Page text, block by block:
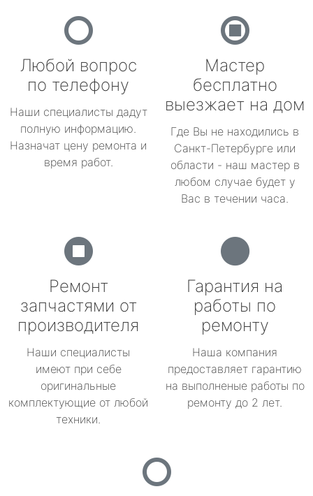
Любой вопрос
по телефону
Наши специалисты дадут
полную информацию.
Назначат цену ремонта и
время работ.
Мастер
бесплатно
выезжает на дом
Где Вы не находились в
Санкт-Петербурге или
области - наш мастер в
любом случае будет у
Вас в течении часа.
Ремонт
запчастями от
производителя
Наши специалисты
имеют при себе
оригинальные
комплектующие от любой
техники.
Гарантия на
работы по
ремонту
Наша компания
предоставляет гарантию
на выполненые работы по
ремонту до 2 лет.